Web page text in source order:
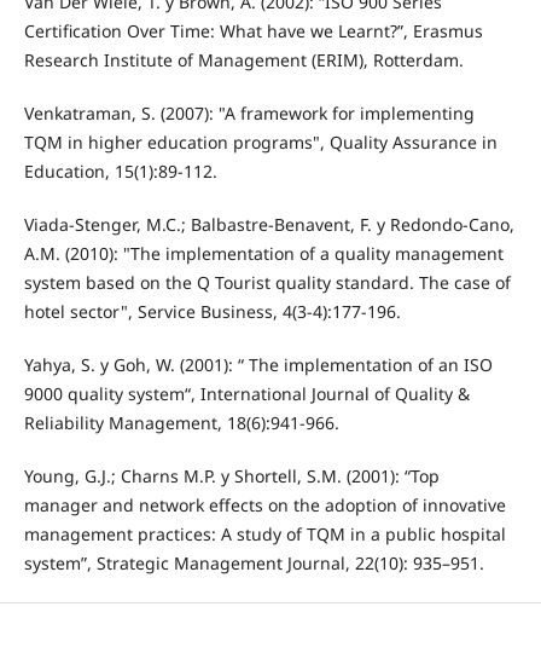
Certification Over Time: What have we Learnt?”, Erasmus
Research Institute of Management (ERIM), Rotterdam.
Venkatraman, S. (2007): "A framework for implementing
TQM in higher education programs", Quality Assurance in
Education, 15(1):89-112.
Viada-Stenger, M.C.; Balbastre-Benavent, F. y Redondo-Cano,
A.M. (2010): "The implementation of a quality management
system based on the Q Tourist quality standard. The case of
hotel sector", Service Business, 4(3-4):177-196.
Yahya, S. y Goh, W. (2001): “ The implementation of an ISO
9000 quality system“, International Journal of Quality &
Reliability Management, 18(6):941-966.
Young, G.J.; Charns M.P. y Shortell, S.M. (2001): “Top
manager and network effects on the adoption of innovative
management practices: A study of TQM in a public hospital
system”, Strategic Management Journal, 22(10): 935–951.